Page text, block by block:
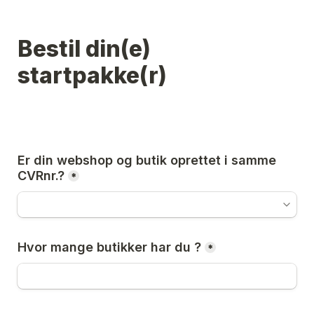
Bestil din(e)
startpakke(r)
Er din webshop og butik oprettet i samme
CVRnr.? *
Hvor mange butikker har du ? *